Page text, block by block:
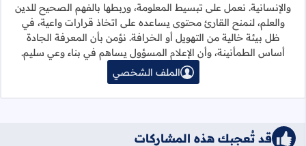
والإنسانية. نعمل على تبسيط المعلومة، وربطها بالفهم الصحيح للدين
والعلم، لنمنح القارئ محتوى يساعده على اتخاذ قرارات واعية، في
ظل بيئة خالية من التهويل أو الخرافة. نؤمن بأن المعرفة الجادة
أساس الطمأنينة، وأن الإعلام المسؤول يساهم في بناء وعي سليم.
الملف الشخصي
قد تُعجبك هذه المشاركات